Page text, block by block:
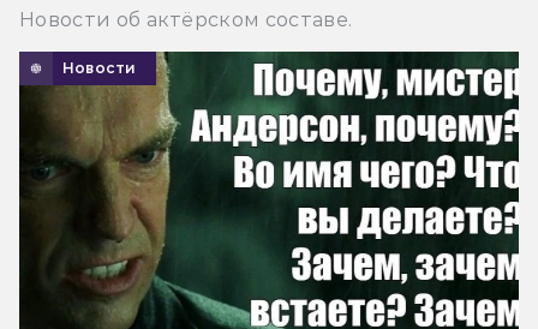
Новости об актёрском составе.
Новости